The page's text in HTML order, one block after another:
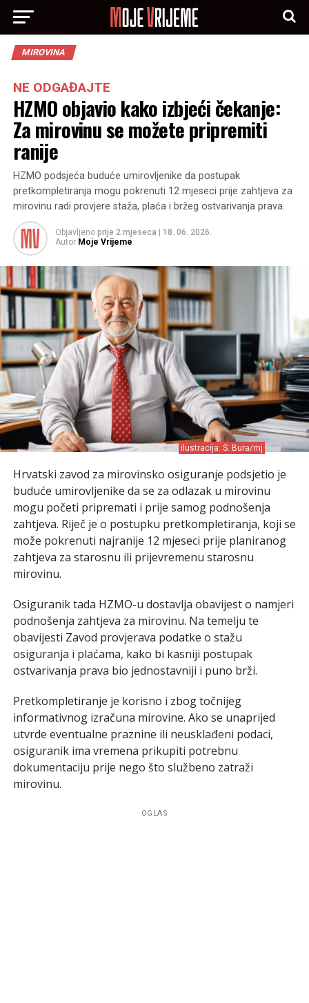
MIROVINA
NE ODGAĐAJTE
HZMO objavio kako izbjeći čekanje:
Za mirovinu se možete pripremiti
ranije
HZMO podsjeća buduće umirovljenike da postupak
pretkompletiranja mogu pokrenuti 12 mjeseci prije zahtjeva za
mirovinu radi provjere staža, plaća i bržeg ostvarivanja prava.
Objavljeno prije 2 mjeseca
18. 06. 2026.
Autor Moje Vrijeme
ilustracija: S. Bura/mj
Hrvatski zavod za mirovinsko osiguranje podsjetio je
buduće umirovljenike da se za odlazak u mirovinu
mogu početi pripremati i prije samog podnošenja
zahtjeva. Riječ je o postupku pretkompletiranja, koji se
može pokrenuti najranije 12 mjeseci prije planiranog
zahtjeva za starosnu ili prijevremenu starosnu
mirovinu.
Osiguranik tada HZMO-u dostavlja obavijest o namjeri
podnošenja zahtjeva za mirovinu. Na temelju te
obavijesti Zavod provjerava podatke o stažu
osiguranja i plaćama, kako bi kasniji postupak
ostvarivanja prava bio jednostavniji i puno brži.
Pretkompletiranje je korisno i zbog točnijeg
informativnog izračuna mirovine. Ako se unaprijed
utvrde eventualne praznine ili neusklađeni podaci,
osiguranik ima vremena prikupiti potrebnu
dokumentaciju prije nego što službeno zatraži
mirovinu.
OGLAS